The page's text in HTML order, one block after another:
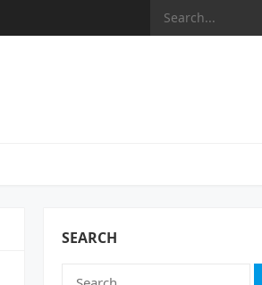
SEARCH
Search